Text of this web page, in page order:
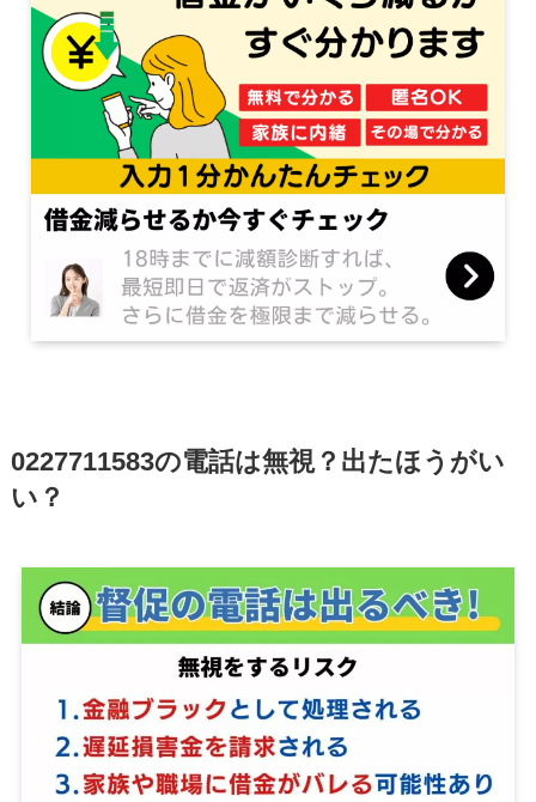
0227711583の電話は無視？出たほうがい
い？